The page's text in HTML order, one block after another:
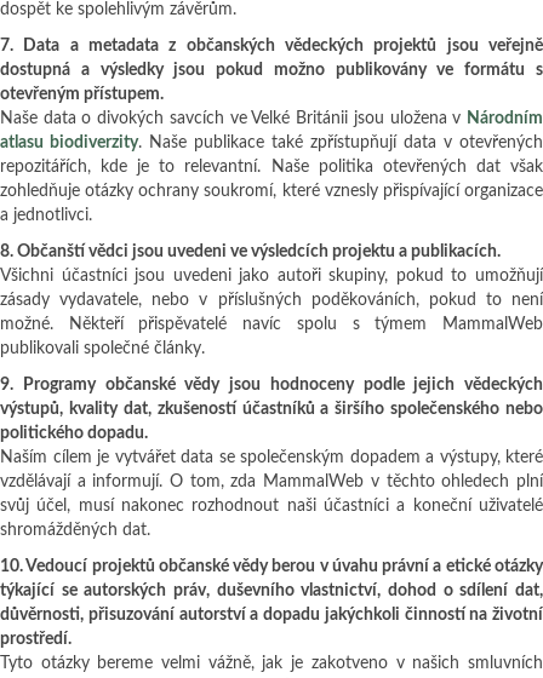
dospět ke spolehlivým závěrům.
7. Data a metadata z občanských vědeckých projektů jsou veřejně
dostupná a výsledky jsou pokud možno publikovány ve formátu s
otevřeným přístupem.
Naše data o divokých savcích ve Velké Británii jsou uložena v Národním
atlasu biodiverzity. Naše publikace také zpřístupňují data v otevřených
repozitářích, kde je to relevantní. Naše politika otevřených dat však
zohledňuje otázky ochrany soukromí, které vznesly přispívající organizace
a jednotlivci.
8. Občanští vědci jsou uvedeni ve výsledcích projektu a publikacích.
Všichni účastníci jsou uvedeni jako autoři skupiny, pokud to umožňují
zásady vydavatele, nebo v příslušných poděkováních, pokud to není
možné. Někteří přispěvatelé navíc spolu s týmem MammalWeb
publikovali společné články.
9. Programy občanské vědy jsou hodnoceny podle jejich vědeckých
výstupů, kvality dat, zkušeností účastníků a širšího společenského nebo
politického dopadu.
Naším cílem je vytvářet data se společenským dopadem a výstupy, které
vzdělávají a informují. O tom, zda MammalWeb v těchto ohledech plní
svůj účel, musí nakonec rozhodnout naši účastníci a koneční uživatelé
shromážděných dat.
10. Vedoucí projektů občanské vědy berou v úvahu právní a etické otázky
týkající se autorských práv, duševního vlastnictví, dohod o sdílení dat,
důvěrnosti, přisuzování autorství a dopadu jakýchkoli činností na životní
prostředí.
Tyto otázky bereme velmi vážně, jak je zakotveno v našich smluvních